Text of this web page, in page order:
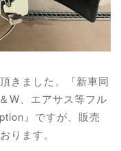
きました、『新車同
W、エアサス等フル
』ですが、販売
ります。